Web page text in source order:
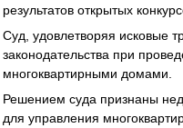
результатов открытых
Суд, удовлетворяя исковые
законодательства при
многоквартирными домами.
Решением суда признаны
для управления